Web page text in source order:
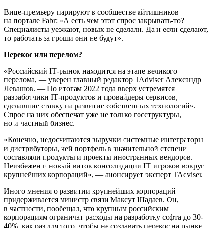
Вице-премьеру парируют в сообществе айтишников
на портале Fabr: «А есть чем этот спрос закрывать-то?
Специалисты уезжают, новых не сделали. Да и если сделают,
то работать за гроши они не будут».
Перекос или перелом?
«Российский IТ-рынок находится на этапе великого
перелома, — уверен главный редактор TAdviser Александр
Левашов. — По итогам 2022 года вверх устремятся
разработчики IТ-продуктов и провайдеры сервисов,
сделавшие ставку на развитие собственных технологий».
Спрос на них обеспечат уже не только госструктуры,
но и частный бизнес.
«Конечно, недосчитаются выручки системные интеграторы
и дистрибуторы, чей портфель в значительной степени
составляли продукты и проекты иностранных вендоров.
Неизбежен и новый виток консолидации IТ-игроков вокруг
крупнейших корпораций», — анонсирует эксперт TAdviser.
Иного мнения о развитии крупнейших корпораций
придерживается министр связи Максут Шадаев. Он,
в частности, пообещал, что крупным российским
корпорациям ограничат расходы на разработку софта до 30-
40%, как раз для того, чтобы не создавать перекос на рынке.